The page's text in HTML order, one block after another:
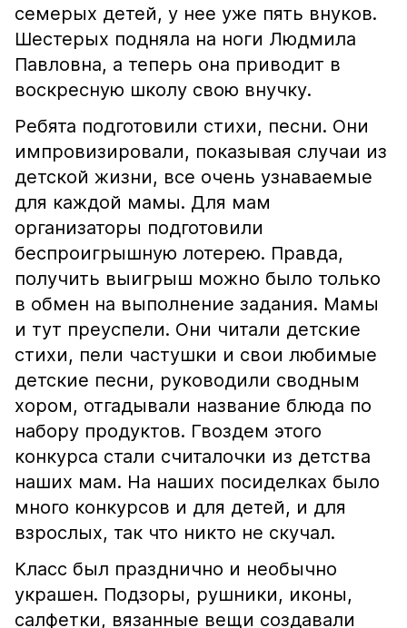
семерых детей, у нее уже пять внуков.
Шестерых подняла на ноги Людмила
Павловна, а теперь она приводит в
воскресную школу свою внучку.
Ребята подготовили стихи, песни. Они
импровизировали, показывая случаи из
детской жизни, все очень узнаваемые
для каждой мамы. Для мам
организаторы подготовили
беспроигрышную лотерею. Правда,
получить выигрыш можно было только
в обмен на выполнение задания. Мамы
и тут преуспели. Они читали детские
стихи, пели частушки и свои любимые
детские песни, руководили сводным
хором, отгадывали название блюда по
набору продуктов. Гвоздем этого
конкурса стали считалочки из детства
наших мам. На наших посиделках было
много конкурсов и для детей, и для
взрослых, так что никто не скучал.
Класс был празднично и необычно
украшен. Подзоры, рушники, иконы,
салфетки, вязанные вещи создавали